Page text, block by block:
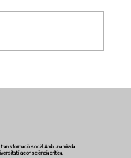
social. Amb una mirada
i la consciència crítica.